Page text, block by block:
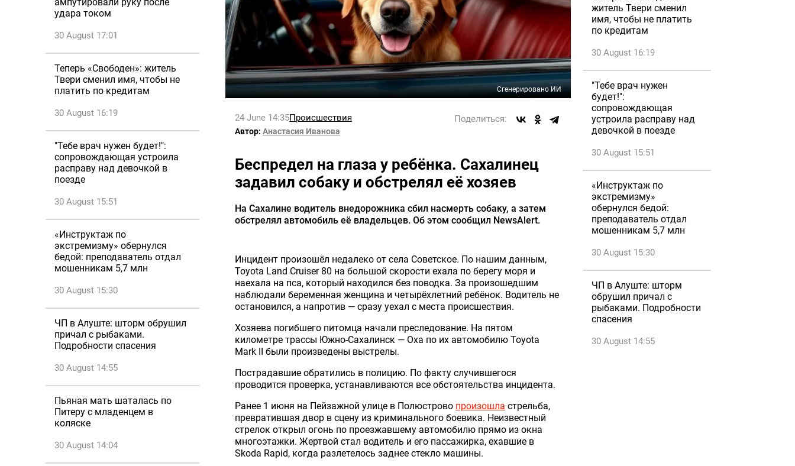
удара током
30 August 17:01
Теперь «Свободен»: житель
Твери сменил имя, чтобы не
платить по кредитам
30 August 16:19
"Тебе врач нужен будет!":
сопровождающая устроила
расправу над девочкой в
поезде
30 August 15:51
«Инструктаж по
экстремизму» обернулся
бедой: преподаватель отдал
мошенникам 5,7 млн
30 August 15:30
ЧП в Алуште: шторм обрушил
причал с рыбаками.
Подробности спасения
30 August 14:55
Пьяная мать шаталась по
Питеру с младенцем в
коляске
30 August 14:04
Сгенерировано ИИ
24 June 14:35Происшествия Поделиться:
Автор: Анастасия Иванова
Беспредел на глаза у ребёнка. Сахалинец
задавил собаку и обстрелял её хозяев
На Сахалине водитель внедорожника сбил насмерть собаку, а затем
обстрелял автомобиль её владельцев. Об этом сообщил NewsAlert.
Инцидент произошёл недалеко от села Советское. По нашим данным,
Toyota Land Cruiser 80 на большой скорости ехала по берегу моря и
наехала на пса, который находился без поводка. За произошедшим
наблюдали беременная женщина и четырёхлетний ребёнок. Водитель не
остановился, а напротив — сразу уехал с места происшествия.
Хозяева погибшего питомца начали преследование. На пятом
километре трассы Южно-Сахалинск — Оха по их автомобилю Toyota
Mark II были произведены выстрелы.
Пострадавшие обратились в полицию. По факту случившегося
проводится проверка, устанавливаются все обстоятельства инцидента.
Ранее 1 июня на Пейзажной улице в Полюстрово произошла стрельба,
превратившая двор в сцену из криминального боевика. Неизвестный
стрелок открыл огонь по проезжавшему автомобилю прямо из окна
многоэтажки. Жертвой стал водитель и его пассажирка, ехавшие в
Skoda Rapid, когда разлетелось заднее стекло машины.
житель Твери сменил
имя, чтобы не платить
по кредитам
30 August 16:19
"Тебе врач нужен
будет!":
сопровождающая
устроила расправу над
девочкой в поезде
30 August 15:51
«Инструктаж по
экстремизму»
обернулся бедой:
преподаватель отдал
мошенникам 5,7 млн
30 August 15:30
ЧП в Алуште: шторм
обрушил причал с
рыбаками. Подробности
спасения
30 August 14:55